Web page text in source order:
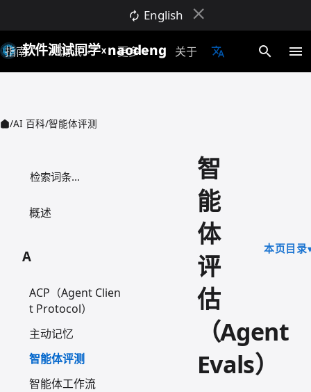
autorenew English
close
软件测试同学X naodeng
指南 AI测试expand_more 更多expand_more 关于 translate search menu
/AI 百科/智能体评测
检索词条
概述
A
ACP（Agent Clien
t Protocol）
主动记忆
智能体评测
智能体工作流
智
能
体
评
估
（Agent
Evals）
本页目录